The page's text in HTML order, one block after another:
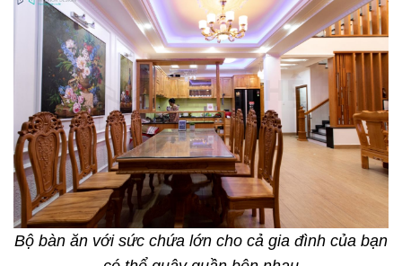
Bộ bàn ăn với sức chứa lớn cho cả gia đình của bạn